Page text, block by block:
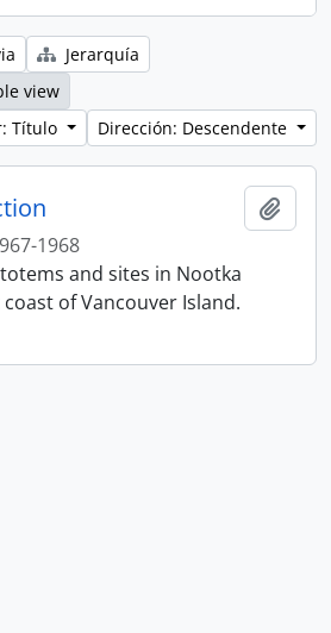
Jerarquía
view
Título
Dirección: Descendente
1968
and sites in Nootka
of Vancouver Island.